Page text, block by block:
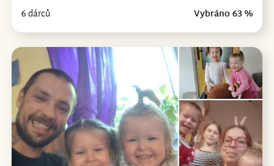
6 dárců Vybráno 63 %